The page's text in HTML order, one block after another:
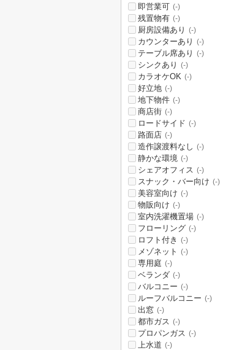
即営業可 (-)
残置物有 (-)
厨房設備あり (-)
カウンターあり (-)
テーブル席あり (-)
シンクあり (-)
カラオケOK (-)
好立地 (-)
地下物件 (-)
商店街 (-)
ロードサイド (-)
路面店 (-)
造作譲渡料なし (-)
静かな環境 (-)
シェアオフィス (-)
スナック・バー向け (-)
美容室向け (-)
物販向け (-)
室内洗濯機置場 (-)
フローリング (-)
ロフト付き (-)
メゾネット (-)
専用庭 (-)
ベランダ (-)
バルコニー (-)
ルーフバルコニー (-)
出窓 (-)
都市ガス (-)
プロパンガス (-)
上水道 (-)